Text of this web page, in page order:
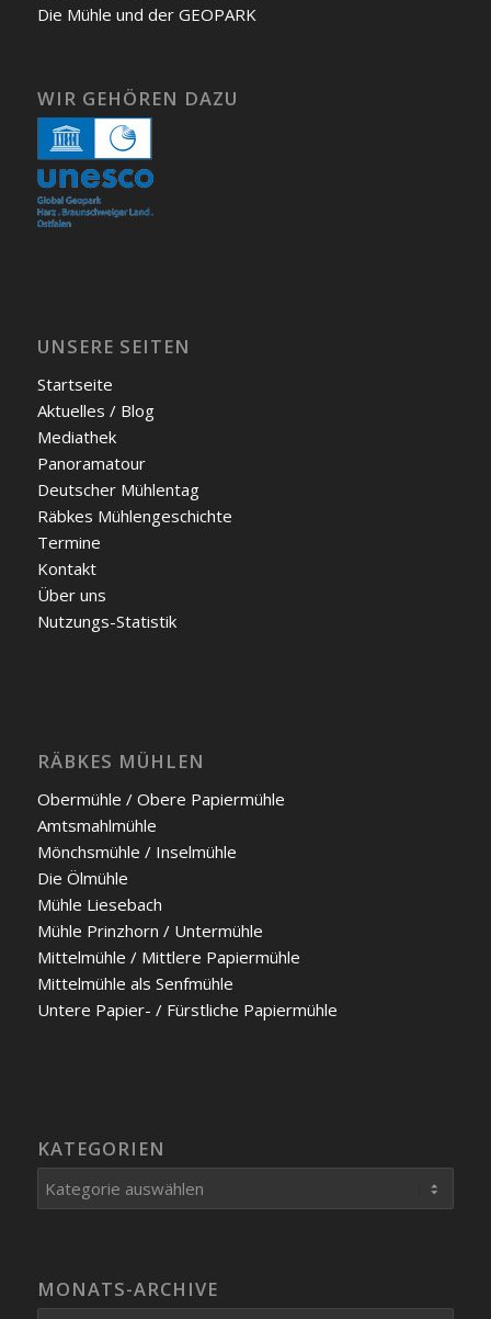
Die Müh­le und der GEOPARK
WIR GEHÖREN DAZU
UNSERE SEITEN
Start­sei­te
Aktu­el­les / Blog
Media­thek
Pan­ora­ma­tour
Deut­scher Müh­len­tag
Räb­kes Müh­len­ge­schich­te
Ter­mi­ne
Kon­takt
Über uns
Nut­zungs-Sta­tis­tik
RÄBKES MÜHLEN
Ober­müh­le / Obe­re Papier­müh­le
Amts­mahl­müh­le
Mönchs­müh­le / Insel­müh­le
Die Ölmüh­le
Müh­le Liesebach
Müh­le Prinz­horn / Unter­müh­le
Mit­tel­müh­le / Mitt­le­re Papier­müh­le
Mit­tel­müh­le als Senf­mühle
Unte­re Papier- / Fürst­li­che Papier­müh­le
KATEGORIEN
Kategorien
MONATS-ARCHIVE